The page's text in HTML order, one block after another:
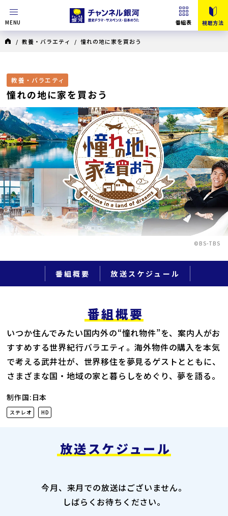
MENU 番組表 視聴方法
/ 教養・バラエティ / 憧れの地に家を買おう
教養・バラエティ
憧れの地に家を買おう
©BS-TBS
番組概要 放送スケジュール
番組概要
いつか住んでみたい国内外の“憧れ物件”を、案内人がお
すすめする世界紀行バラエティ。海外物件の購入を本気
で考える武井壮が、世界移住を夢見るゲストとともに、
さまざまな国・地域の家と暮らしをめぐり、夢を語る。
制作国:日本
ステレオ HD
放送スケジュール
今月、来月での放送はございません。
しばらくお待ちください。